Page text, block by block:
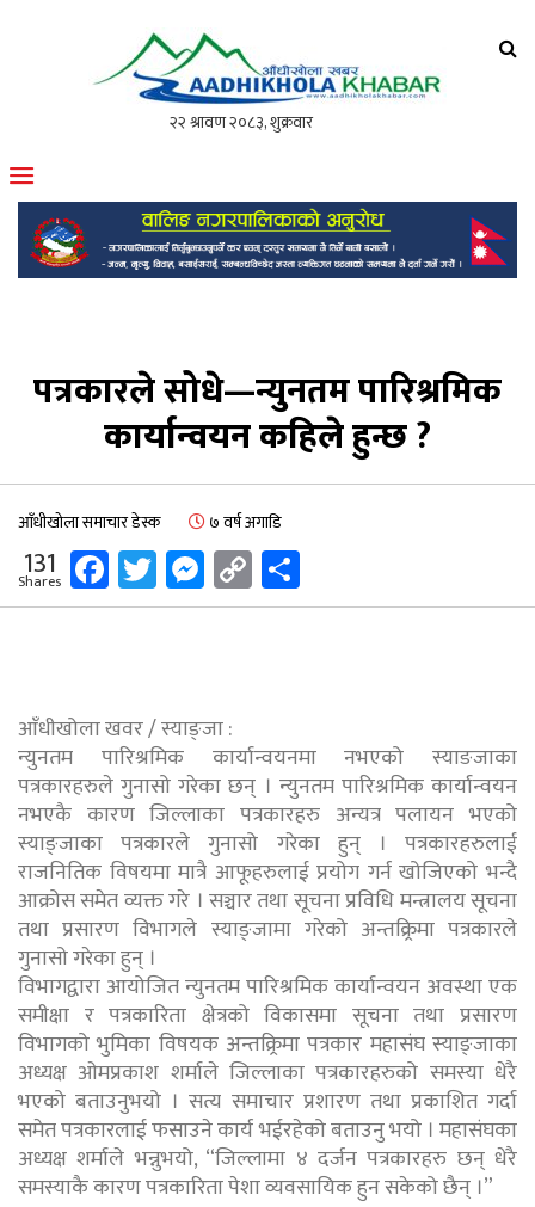
मोफसलकै लोकप्रिय अनलाइन पत्रिका
पत्रकारले सोधे—न्युनतम पारिश्रमिक
कार्यान्वयन कहिले हुन्छ ?
आँधीखोला समाचार डेस्क ७ वर्ष अगाडि
131
Shares Facebook
Twitter
Messenger
Copy
Link
आँधीखोला खवर / स्याङ्जा :
न्युनतम पारिश्रमिक कार्यान्वयनमा नभएको स्याङजाका
पत्रकारहरुले गुनासो गरेका छन् । न्युनतम पारिश्रमिक कार्यान्वयन
नभएकै कारण जिल्लाका पत्रकारहरु अन्यत्र पलायन भएको
स्याङ्जाका पत्रकारले गुनासो गरेका हुन् । पत्रकारहरुलाई
राजनितिक विषयमा मात्रै आफूहरुलाई प्रयोग गर्न खोजिएको भन्दै
आक्रोस समेत व्यक्त गरे । सञ्चार तथा सूचना प्रविधि मन्त्रालय सूचना
तथा प्रसारण विभागले स्याङ्जामा गरेको अन्तक्र्रिमा पत्रकारले
गुनासो गरेका हुन् ।
विभागद्वारा आयोजित न्युनतम पारिश्रमिक कार्यान्वयन अवस्था एक
समीक्षा र पत्रकारिता क्षेत्रको विकासमा सूचना तथा प्रसारण
विभागको भुमिका विषयक अन्तक्र्रिमा पत्रकार महासंघ स्याङ्जाका
अध्यक्ष ओमप्रकाश शर्माले जिल्लाका पत्रकारहरुको समस्या धेरै
भएको बताउनुभयो । सत्य समाचार प्रशारण तथा प्रकाशित गर्दा
समेत पत्रकारलाई फसाउने कार्य भईरहेको बताउनु भयो । महासंघका
अध्यक्ष शर्माले भन्नुभयो, “जिल्लामा ४ दर्जन पत्रकारहरु छन् धेरै
समस्याकै कारण पत्रकारिता पेशा व्यवसायिक हुन सकेको छैन् ।”